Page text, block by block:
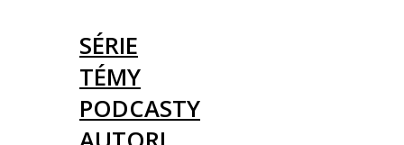
SÉRIE
TÉMY
PODCASTY